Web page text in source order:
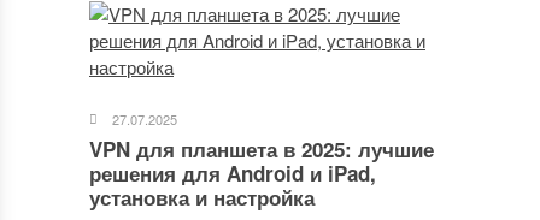
27.07.2025
VPN для планшета в 2025: лучшие
решения для Android и iPad,
установка и настройка